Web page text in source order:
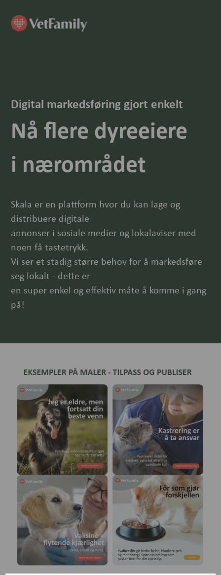
Digital markedsføring gjort enkelt
Nå flere dyreeiere
i nærområdet
Skala er en plattform hvor du kan lage og
distribuere digitale
annonser i sosiale medier og lokalaviser med
noen få tastetrykk.
Vi ser et stadig større behov for å markedsføre
seg lokalt - dette er
en super enkel og effektiv måte å komme i gang
på!